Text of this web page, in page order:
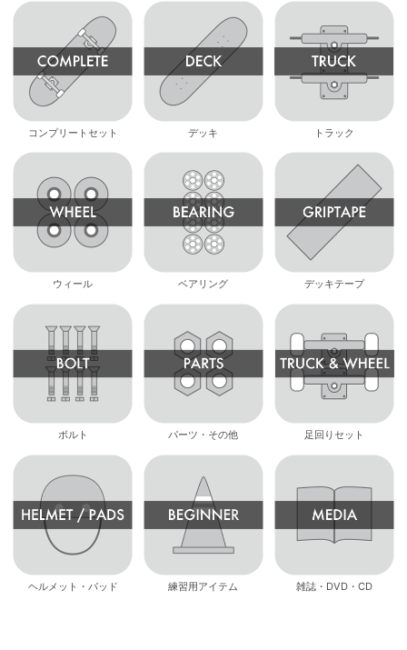
コンプリートセット デッキ トラック
ウィール ベアリング デッキテープ
ボルト パーツ・その他 足回りセット
ヘルメット・パッド 練習用アイテム 雑誌・DVD・CD